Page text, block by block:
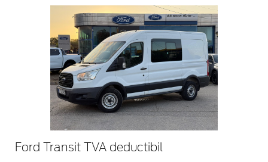
Ford Transit TVA deductibil